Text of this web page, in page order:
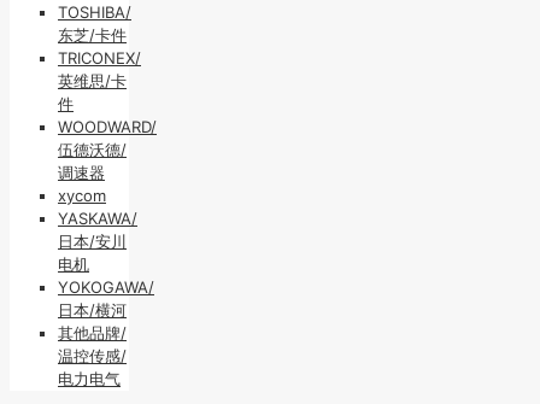
TOSHIBA/
东芝/卡件
TRICONEX/
英维思/卡
件
WOODWARD/
伍德沃德/
调速器
xycom
YASKAWA/
日本/安川
电机
YOKOGAWA/
日本/横河
其他品牌/
温控传感/
电力电气